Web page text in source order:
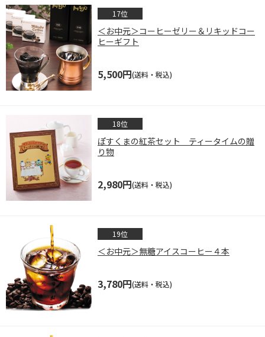
＜お中元＞コーヒーゼリー＆リキッドコー
ヒーギフト
5,500円(送料・税込)
ぽすくまの紅茶セット ティータイムの贈
り物
2,980円(送料・税込)
＜お中元＞無糖アイスコーヒー４本
3,780円(送料・税込)